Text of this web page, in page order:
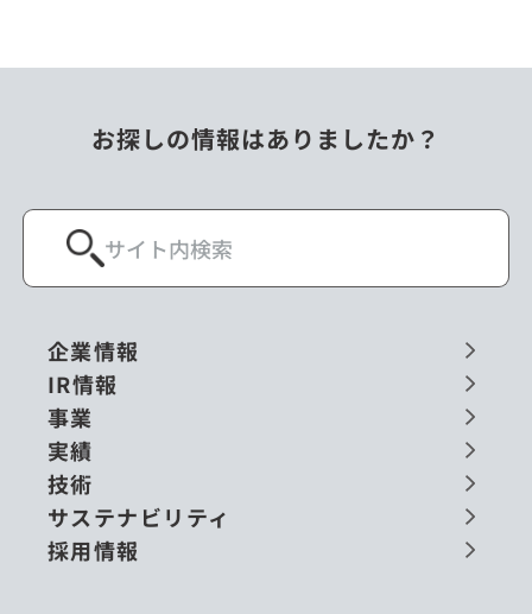
お探しの情報はありましたか？
企業情報
IR情報
事業
実績
技術
サステナビリティ
採用情報